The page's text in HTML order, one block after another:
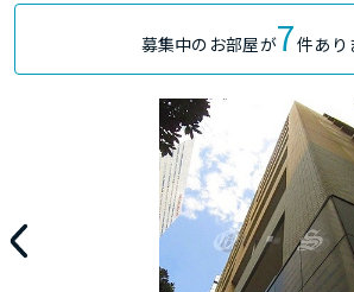
募集中のお部屋が7件あり